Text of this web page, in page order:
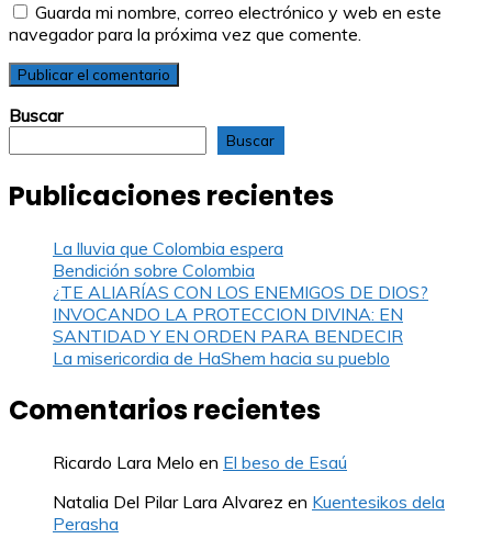
Guarda mi nombre, correo electrónico y web en este
navegador para la próxima vez que comente.
Buscar
Buscar
Publicaciones recientes
La lluvia que Colombia espera
Bendición sobre Colombia
¿TE ALIARÍAS CON LOS ENEMIGOS DE DIOS?
INVOCANDO LA PROTECCION DIVINA: EN
SANTIDAD Y EN ORDEN PARA BENDECIR
La misericordia de HaShem hacia su pueblo
Comentarios recientes
Ricardo Lara Melo en El beso de Esaú
Natalia Del Pilar Lara Alvarez en Kuentesikos dela
Perasha